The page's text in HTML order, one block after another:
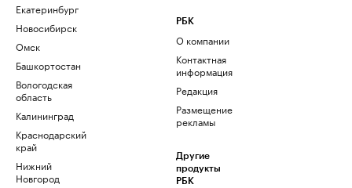
Екатеринбург
Новосибирск
Омск
Башкортостан
Вологодская
область
Калининград
Краснодарский
край
Нижний
Новгород
РБК
О компании
Контактная
информация
Редакция
Размещение
рекламы
Другие
продукты
РБК